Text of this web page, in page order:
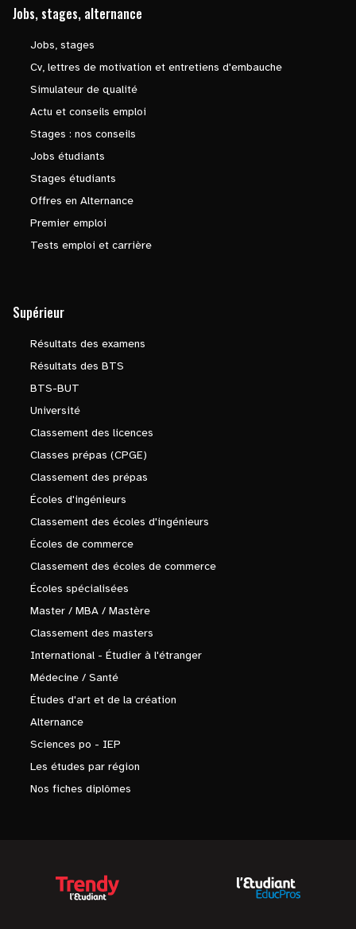
Jobs, stages, alternance
Jobs, stages
Cv, lettres de motivation et entretiens d'embauche
Simulateur de qualité
Actu et conseils emploi
Stages : nos conseils
Jobs étudiants
Stages étudiants
Offres en Alternance
Premier emploi
Tests emploi et carrière
Supérieur
Résultats des examens
Résultats des BTS
BTS-BUT
Université
Classement des licences
Classes prépas (CPGE)
Classement des prépas
Écoles d'ingénieurs
Classement des écoles d'ingénieurs
Écoles de commerce
Classement des écoles de commerce
Écoles spécialisées
Master / MBA / Mastère
Classement des masters
International - Étudier à l'étranger
Médecine / Santé
Études d'art et de la création
Alternance
Sciences po - IEP
Les études par région
Nos fiches diplômes